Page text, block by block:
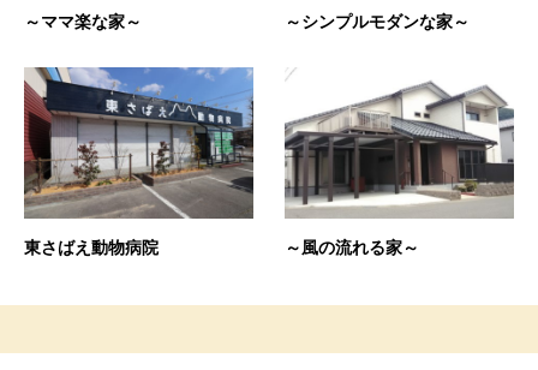
～ママ楽な家～ ～シンプルモダンな家～
東さばえ動物病院 ～風の流れる家～